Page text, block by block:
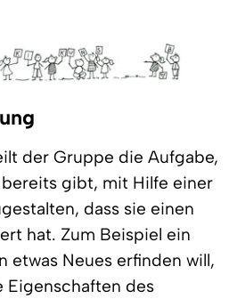
der Gruppe die Aufgabe,
bereits gibt, mit Hilfe einer
dass sie einen
hat. Zum Beispiel ein
etwas Neues erfinden will,
Eigenschaften des